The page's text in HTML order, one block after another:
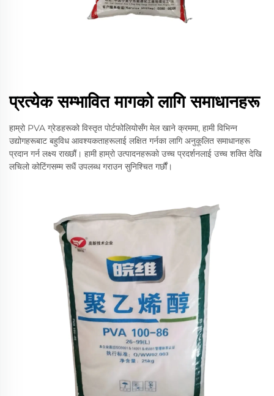
प्रत्येक सम्भावित मागको लागि समाधानहरू
हाम्रो PVA ग्रेडहरूको विस्तृत पोर्टफोलियोसँग मेल खाने क्रममा, हामी विभिन्न
उद्योगहरूबाट बहुविध आवश्यकताहरूलाई लक्षित गर्नका लागि अनुकूलित समाधानहरू
प्रदान गर्न लक्ष्य राख्छौं। हामी हाम्रो उत्पादनहरूको उच्च प्रदर्शनलाई उच्च शक्ति देखि
लचिलो कोटिंगसम्म सधैं उपलब्ध गराउन सुनिश्चित गर्छौं।